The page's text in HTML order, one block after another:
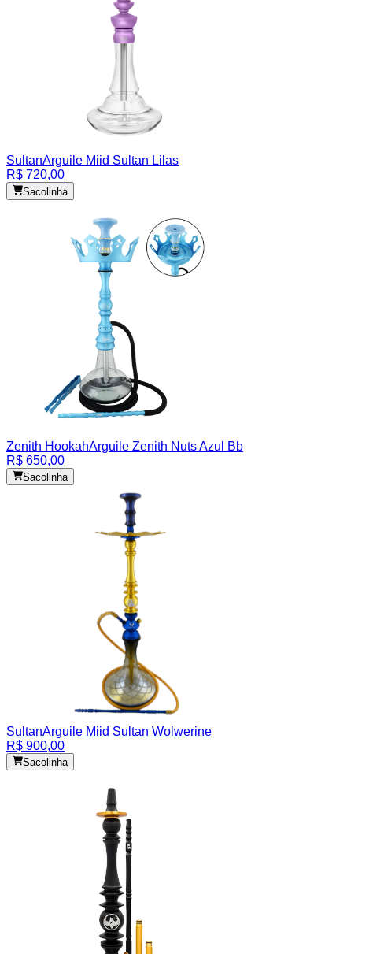
SultanArguile Miid Sultan Lilas
R$ 720,00
Sacolinha
Zenith HookahArguile Zenith Nuts Azul Bb
R$ 650,00
Sacolinha
SultanArguile Miid Sultan Wolwerine
R$ 900,00
Sacolinha